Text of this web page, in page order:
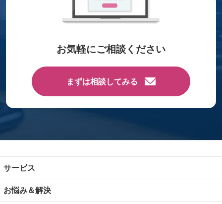
お気軽にご相談ください
まずは相談してみる
サービス
お悩み＆解決